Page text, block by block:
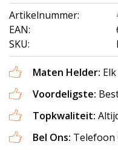
Artikelnummer:
EAN:
SKU:
Maten Helder:
Voordeligste:
Topkwaliteit:
Bel Ons: Telefoon